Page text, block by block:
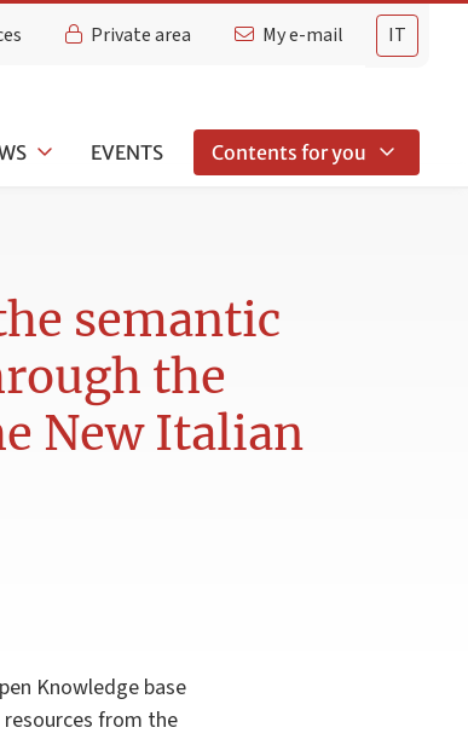
IT
Private area My e-mail
EVENTS Contents for you
semantic
the
New Italian
Knowledge base
from the